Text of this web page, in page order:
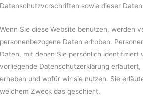
Datenschutzvorschriften sowie dieser
Wenn Sie diese Website benutzen, werden
personenbezogene Daten erhoben.
Daten, mit denen Sie persönlich identifiziert
vorliegende Datenschutzerklärung
erheben und wofür wir sie nutzen. Sie
welchem Zweck das geschieht.